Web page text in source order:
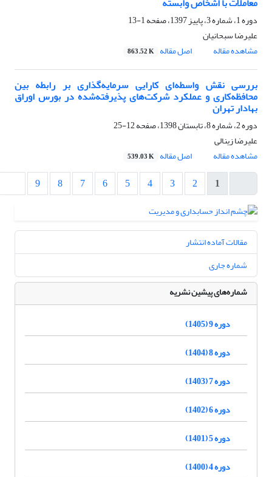
دوره 1، شماره 3، پاییز 1397، صفحه
1-13
علیرضا سبحانیان
مشاهده مقاله
اصل مقاله 863.52 K
بررسی نقش واسطه‌ای کارایی سرمایه‌گذاری بر رابطه بین
محافظه‌کاری و عملکرد شرکت‌های پذیرفته‌شده در بورس اوراق
بهادار تهران
دوره 2، شماره 8، تابستان 1398، صفحه
12-25
علیرضا زینالی
مشاهده مقاله
اصل مقاله 539.03 K
1
2
3
4
5
6
7
8
9
مقالات آماده انتشار
شماره جاری
شماره‌های پیشین نشریه
دوره 9 (1405)
دوره 8 (1404)
دوره 7 (1403)
دوره 6 (1402)
دوره 5 (1401)
دوره 4 (1400)